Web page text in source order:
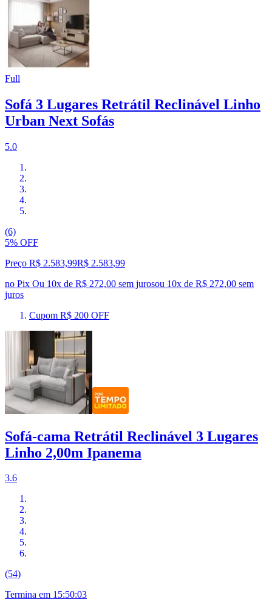
Full
Sofá 3 Lugares Retrátil Reclinável Linho
Urban Next Sofás
5.0
(6)
5% OFF
Preço R$ 2.583,99R$ 2.583,99
no Pix Ou 10x de R$ 272,00 sem jurosou 10x de R$ 272,00 sem
juros
Cupom R$ 200 OFF
Sofá-cama Retrátil Reclinável 3 Lugares
Linho 2,00m Ipanema
3.6
(54)
Termina em 15:50:02